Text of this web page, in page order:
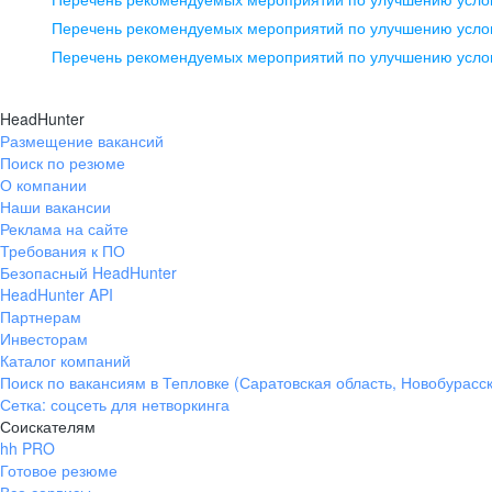
pr@ural.hh.ru
помещение 21
+7 383 207-94-64
pr@nsk.hh.ru
Перечень рекомендуемых мероприятий по улучшению
Перечень рекомендуемых мероприятий по улучшению
HeadHunter
Размещение вакансий
Поиск по резюме
О компании
Наши вакансии
Реклама на сайте
Требования к ПО
Безопасный HeadHunter
HeadHunter API
Партнерам
Инвесторам
Каталог компаний
Поиск по вакансиям в Тепловке (Саратовская область,
Сетка: соцсеть для нетворкинга
Соискателям
hh PRO
Готовое резюме